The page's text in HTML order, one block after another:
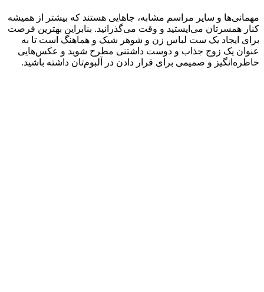
مهمانی‌ها و سایر مراسم مشابه، جاهایی هستند که بیشتر از همیشه
کنار همسرتان می‌ایستید و وقت می‌گذرانید. بنابراین بهترین فرصت
برای ایجاد یک ست لباس زن و شوهر شیک و هماهنگ است تا به
عنوان یک زوج جذاب و دوست داشتنی مطرح شوید و عکس‌هایی
خاطره‌انگیز و صمیمی برای قرار دادن در آلبوم‌تان داشته باشید.